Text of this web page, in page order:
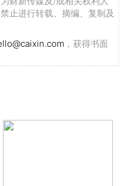
止进行转载、摘编、复制及
，获得书面